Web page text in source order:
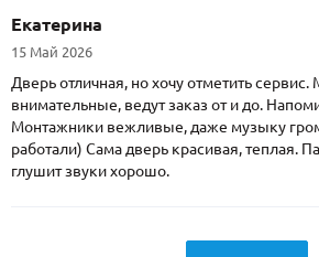
Екатерина
15 Май 2026
Дверь отличная, но хочу отметить
внимательные, ведут заказ от и до.
Монтажники вежливые, даже музыку
работали) Сама дверь красивая, теплая.
глушит звуки хорошо.